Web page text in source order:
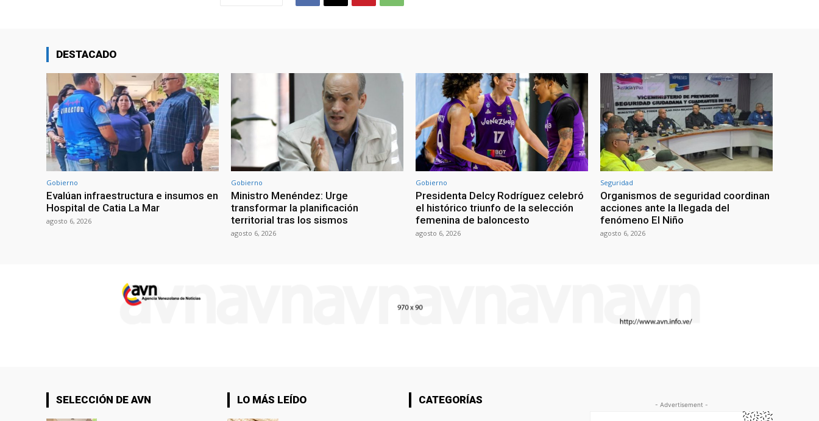
DESTACADO
Gobierno
Evalúan infraestructura e insumos en
Hospital de Catia La Mar
agosto 6, 2026
Gobierno
Ministro Menéndez: Urge
transformar la planificación
territorial tras los sismos
agosto 6, 2026
Gobierno
Presidenta Delcy Rodríguez celebró
el histórico triunfo de la selección
femenina de baloncesto
agosto 6, 2026
Seguridad
Organismos de seguridad coordinan
acciones ante la llegada del
fenómeno El Niño
agosto 6, 2026
SELECCIÓN DE AVN LO MÁS LEÍDO CATEGORÍAS - Advertisement -